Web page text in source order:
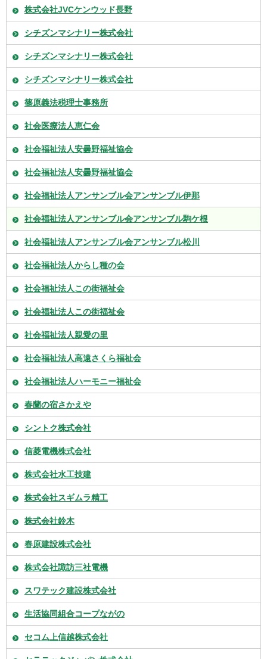
株式会社JVCケンウッド長野
シチズンマシナリー株式会社
シチズンマシナリー株式会社
シチズンマシナリー株式会社
篠原義法税理士事務所
社会医療法人恵仁会
社会福祉法人安曇野福祉協会
社会福祉法人安曇野福祉協会
社会福祉法人アンサンブル会アンサンブル伊那
社会福祉法人アンサンブル会アンサンブル駒ケ根
社会福祉法人アンサンブル会アンサンブル松川
社会福祉法人からし種の会
社会福祉法人この街福祉会
社会福祉法人この街福祉会
社会福祉法人親愛の里
社会福祉法人高遠さくら福祉会
社会福祉法人ハーモニー福祉会
春蘭の宿さかえや
シントク株式会社
信菱電機株式会社
株式会社水工技建
株式会社スギムラ精工
株式会社鈴木
春原建設株式会社
株式会社諏訪三社電機
スワテック建設株式会社
生活協同組合コープながの
セコム上信越株式会社